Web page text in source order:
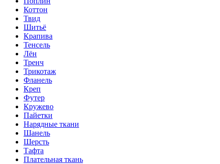
Коттон
Твид
Шитьё
Крапива
Тенсель
Лён
Тренч
Трикотаж
Фланель
Креп
Футер
Кружево
Пайетки
Нарядные ткани
Шанель
Шерсть
Тафта
Плательная ткань